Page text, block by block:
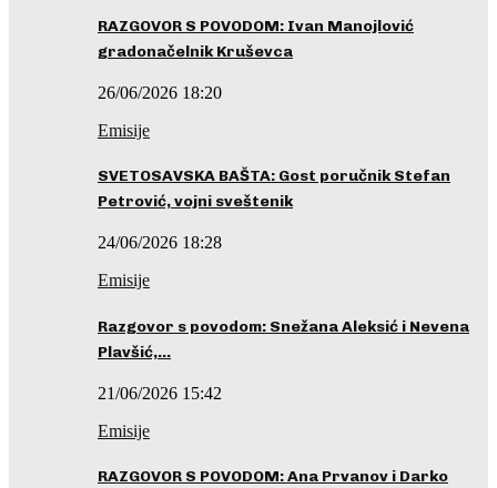
RAZGOVOR S POVODOM: Ivan Manojlović
gradonačelnik Kruševca
26/06/2026 18:20
Emisije
SVETOSAVSKA BAŠTA: Gost poručnik Stefan
Petrović, vojni sveštenik
24/06/2026 18:28
Emisije
Razgovor s povodom: Snežana Aleksić i Nevena
Plavšić,…
21/06/2026 15:42
Emisije
RAZGOVOR S POVODOM: Ana Prvanov i Darko